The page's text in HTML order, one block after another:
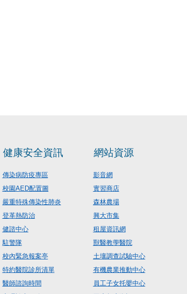
健康安全資訊
傳染病防疫專區
校園AED配置圖
嚴重特殊傳染性肺炎
登革熱防治
健諮中心
駐警隊
校內緊急報案亭
特約醫院診所清單
醫師諮詢時間
網站資源
影音網
實習商店
森林農場
興大市集
租屋資訊網
獸醫教學醫院
土壤調查試驗中心
有機農業推動中心
員工子女托嬰中心